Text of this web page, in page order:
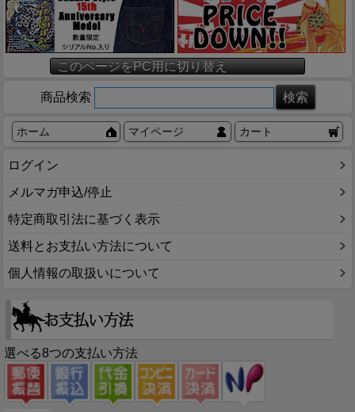
このページをPC用に切り替え
商品検索
ホーム マイページ カート
ログイン
メルマガ申込/停止
特定商取引法に基づく表示
送料とお支払い方法について
個人情報の取扱いについて
選べる8つの支払い方法